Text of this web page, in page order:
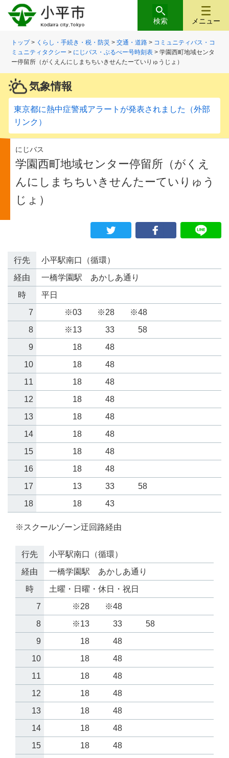
メニュー
検索
トップ> くらし・手続き・税・防災 >交通・道路 > コミュニティバス・コ
ミュニティタクシー > にじバス・ぶるべー号時刻表 > 学園西町地域センタ
ー停留所（がくえんにしまちちいきせんたーていりゅうじょ）
気象情報
東京都に熱中症警戒アラートが発表されました（外部
リンク）
にじバス
学園西町地域センター停留所（がくえ
んにしまちちいきせんたーていりゅう
じょ）
行先
小平駅南口（循環）
経由
一橋学園駅 あかしあ通り
時
平日
7
※03 ※28
※48
8
※13 33
58
9
18
48
10
18
48
11
18
48
12
18
48
13
18
48
14
18
48
15
18
48
16
18
48
17
13 33
58
18
18 43
※スクールゾーン迂回路経由
行先
小平駅南口（循環）
経由
一橋学園駅 あかしあ通り
時
土曜・日曜・休日・祝日
7
※28
※48
8
※13 33
58
9
18
48
10
18
48
11
18
48
12
18
48
13
18
48
14
18
48
15
18
48